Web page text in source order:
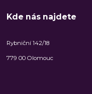
Kde nás najdete
Rybniční 142/18
779 00 Olomouc